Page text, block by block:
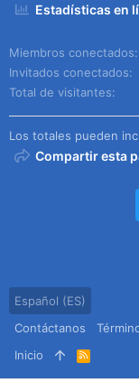
Estadísticas en
Miembros conectados
Invitados conectados
Total de visitantes
Los totales pueden
Compartir esta
Español (ES)
Contáctanos
Inicio
R
S
S